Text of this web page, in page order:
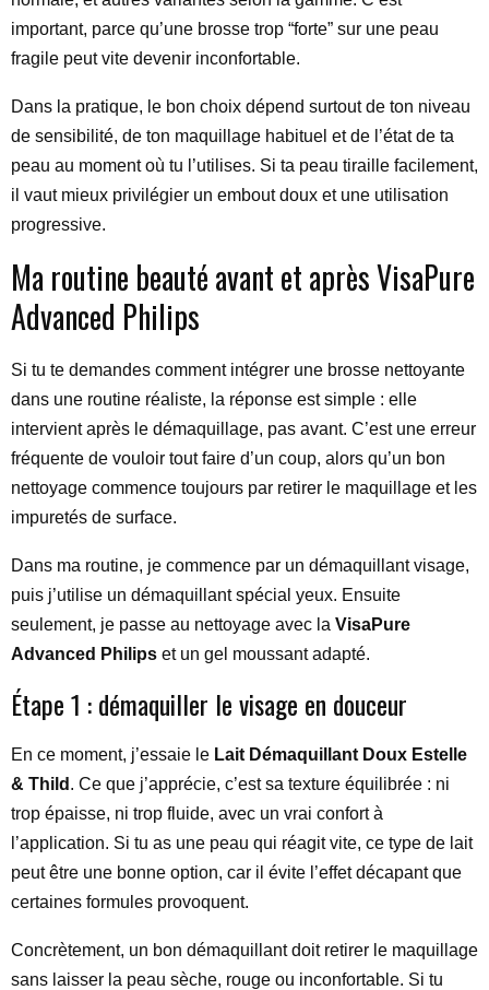
important, parce qu’une brosse trop “forte” sur une peau
fragile peut vite devenir inconfortable.
Dans la pratique, le bon choix dépend surtout de ton niveau
de sensibilité, de ton maquillage habituel et de l’état de ta
peau au moment où tu l’utilises. Si ta peau tiraille facilement,
il vaut mieux privilégier un embout doux et une utilisation
progressive.
Ma routine beauté avant et après VisaPure
Advanced Philips
Si tu te demandes comment intégrer une brosse nettoyante
dans une routine réaliste, la réponse est simple : elle
intervient après le démaquillage, pas avant. C’est une erreur
fréquente de vouloir tout faire d’un coup, alors qu’un bon
nettoyage commence toujours par retirer le maquillage et les
impuretés de surface.
Dans ma routine, je commence par un démaquillant visage,
puis j’utilise un démaquillant spécial yeux. Ensuite
seulement, je passe au nettoyage avec la VisaPure
Advanced Philips et un gel moussant adapté.
Étape 1 : démaquiller le visage en douceur
En ce moment, j’essaie le Lait Démaquillant Doux Estelle
& Thild . Ce que j’apprécie, c’est sa texture équilibrée : ni
trop épaisse, ni trop fluide, avec un vrai confort à
l’application. Si tu as une peau qui réagit vite, ce type de lait
peut être une bonne option, car il évite l’effet décapant que
certaines formules provoquent.
Concrètement, un bon démaquillant doit retirer le maquillage
sans laisser la peau sèche, rouge ou inconfortable. Si tu